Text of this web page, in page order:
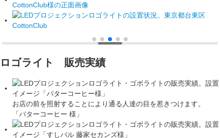
ロゴライト 販売実績
お店の前を照射することにより通る人達の目を惹きつけます。
「バターコーヒー 様」